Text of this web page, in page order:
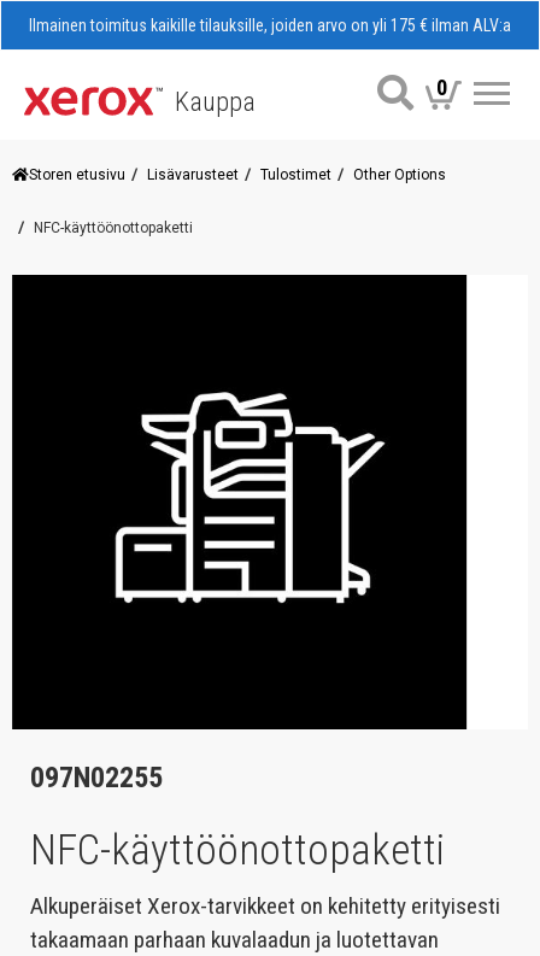
Ilmainen toimitus kaikille tilauksille, joiden arvo on yli 175 € ilman ALV:a
Kauppa 0
Storen etusivu Lisävarusteet Tulostimet Other Options
NFC-käyttöönottopaketti
097N02255
NFC-käyttöönottopaketti
Alkuperäiset Xerox-tarvikkeet on kehitetty erityisesti
takaamaan parhaan kuvalaadun ja luotettavan